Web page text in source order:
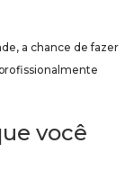
a chance de fazer
você